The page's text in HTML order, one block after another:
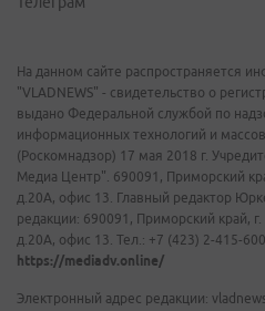
На данном сайте распространяется
"VLADNEWS" - свидетельство о
выдано Федеральной службой по
информационных технологий и
(Роскомнадзор) 17 мая 2018 г.
Медиа Центр". 690091, Приморский
д.20А, офис 13. Главный редактор
редакции: 690091, Приморский край,
д.20А, офис 13. Тел.: +7 (423) 2-415-600.
https://mediadv.online/
Электронный адрес редакции: